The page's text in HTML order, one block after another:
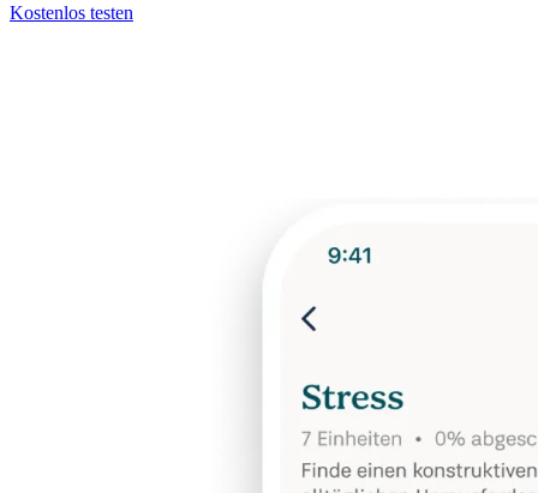
Kostenlos testen